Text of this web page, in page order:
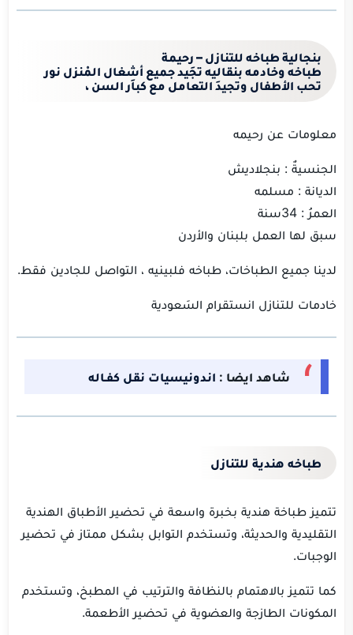
بنجالية طباخه للتنازل – رحيمة
طباخه وخادمه بنقاليه تجَيد جميع أشغال المْنزل نور
تحب الأطفال وتجيدَ التعامل مع كباَر السن ،
معلومات عن رحيمه
الجنسيةٌ : بنجلاديش
الديانة : مسلمه
العمرُ : 34سنة
سبق لها العمل بلبنان والأردن
لدينا جميع الطباخات، طباخه فلبينيه ، التواصل للجادين فقط.
خادمات للتنازل انستقرام السَعودية
شاهد ايضا : اندونيسيات نقل كفـاله
طباخه هندية للتنازل
تتميز طباخة هندية بخبرة واسعة في تحضير الأطباق الهندية
التقليدية والحديثة، وتستخدم التوابل بشكل ممتاز في تحضير
الوجبات.
كما تتميز بالاهتمام بالنظافة والترتيب في المطبخ، وتستخدم
المكونات الطازجة والعضوية في تحضير الأطعمة.